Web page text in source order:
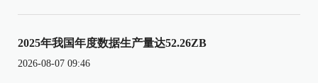
2025年我国年度数据生产量达52.26ZB
2026-08-07 09:46